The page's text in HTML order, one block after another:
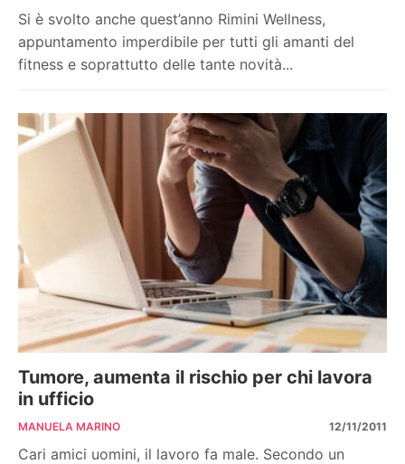
Si è svolto anche quest’anno Rimini Wellness,
appuntamento imperdibile per tutti gli amanti del
fitness e soprattutto delle tante novità...
Tumore, aumenta il rischio per chi lavora
in ufficio
MANUELA MARINO 12/11/2011
Cari amici uomini, il lavoro fa male. Secondo un